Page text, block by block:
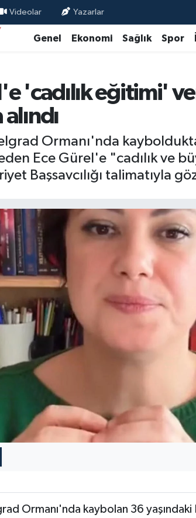
Videolar Yazarlar
Genel Ekonomi Sağlık Spor
'cadılık eğitimi'
Ormanı'nda
Ece Gürel'e "cadılık ve
Başsavcılığı talimatıyla
Ormanı'nda kaybolan 36